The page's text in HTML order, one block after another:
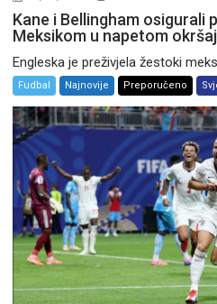
Kane i Bellingham osigurali
Meksikom u napetom
Engleska je preživjela žestoki
Fudbal Najnovije Preporučeno